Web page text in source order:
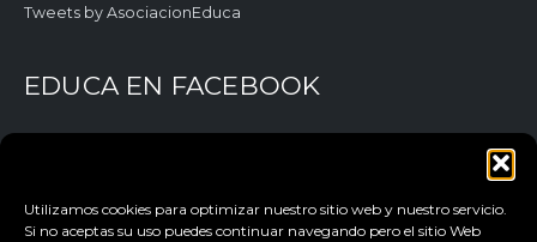
Utilizamos cookies para optimizar nuestro sitio web y nuestro servicio.
Si no aceptas su uso puedes continuar navegando pero el sitio Web
Tweets by AsociacionEduca
EDUCA EN FACEBOOK